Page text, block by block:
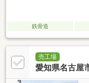
鉄骨造
売工場
愛知県名古屋